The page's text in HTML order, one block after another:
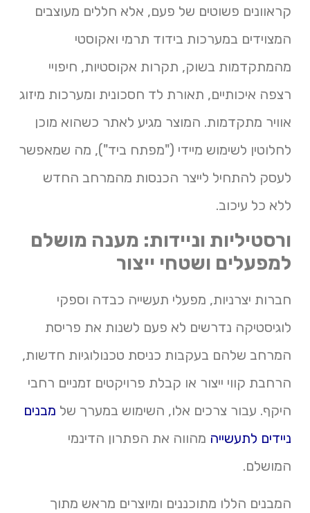
קראוונים פשוטים של פעם, אלא חללים מעוצבים
המצוידים במערכות בידוד תרמי ואקוסטי
מהמתקדמות בשוק, תקרות אקוסטיות, חיפויי
רצפה איכותיים, תאורת לד חסכונית ומערכות מיזוג
אוויר מתקדמות. המוצר מגיע לאתר כשהוא מוכן
לחלוטין לשימוש מיידי ("מפתח ביד"), מה שמאפשר
לעסק להתחיל לייצר הכנסות מהמרחב החדש
ללא כל עיכוב.
ורסטיליות וניידות: מענה מושלם
למפעלים ושטחי ייצור
חברות יצרניות, מפעלי תעשייה כבדה וספקי
לוגיסטיקה נדרשים לא פעם לשנות את פריסת
המרחב שלהם בעקבות כניסת טכנולוגיות חדשות,
הרחבת קווי ייצור או קבלת פרויקטים זמניים רחבי
היקף. עבור צרכים אלו, השימוש במערך של מבנים
ניידים לתעשייה מהווה את הפתרון הדינמי
המושלם.
המבנים הללו מתוכננים ומיוצרים מראש מתוך